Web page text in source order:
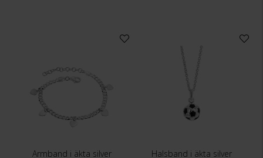
Armband i äkta silver Halsband i äkta silver